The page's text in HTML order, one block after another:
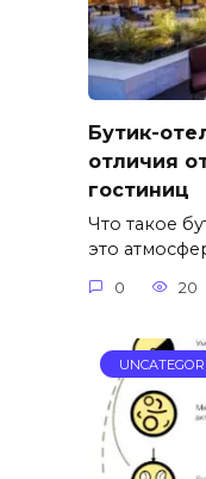
Бутик-
отличия
гостиниц
Что такое
это
0 20